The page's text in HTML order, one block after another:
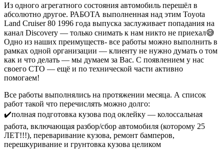
Из одного агрегатного состояния автомобиль перешёл в
абсолютно другое. РАБОТА выполненная над этим Toyota
Land Cruiser 80 1996 года выпуска заслуживает попадания на
канал Discovery — только снимать к нам никто не приехал😅
Одно из наших преимуществ- все работы можно выполнить в
рамках одной организации — клиенту не нужно думать о том
как и что делать — мы думаем за Вас. С появлением у нас
своего СТО — ещё и по технической части активно
помогаем!
Все работы выполнялись на протяжении месяца. А список
работ такой что перечислять можно долго:
✔️полная подготовка кузова под оклейку — колоссальная
работа, включающая разбор/сбор автомобиля (которому 25
ЛЕТ!!!), переваривание кузова, ремонт бамперов,
перешкуривание и грунтовка кузова целиком